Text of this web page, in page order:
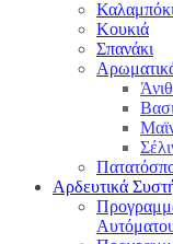
Κουκιά
Σπανάκι
Αρδευτικά